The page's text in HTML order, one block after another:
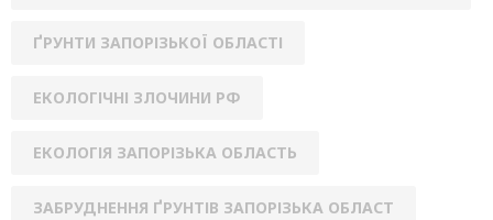
ҐРУНТИ ЗАПОРІЗЬКОЇ ОБЛАСТІ
ЕКОЛОГІЧНІ ЗЛОЧИНИ РФ
ЕКОЛОГІЯ ЗАПОРІЗЬКА ОБЛАСТЬ
ЗАБРУДНЕННЯ ҐРУНТІВ ЗАПОРІЗЬКА ОБЛАСТ